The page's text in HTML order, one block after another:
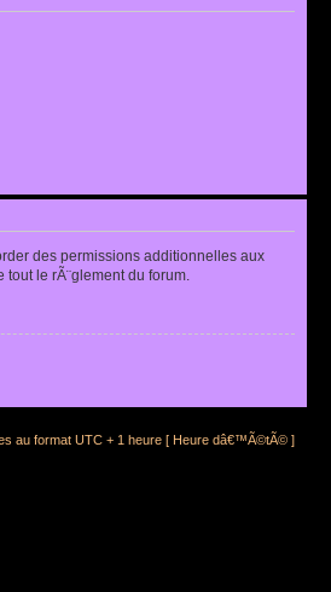
des permissions additionnelles aux
le rÃ¨glement du forum.
au format UTC + 1 heure [ Heure dâ€™Ã©tÃ© ]